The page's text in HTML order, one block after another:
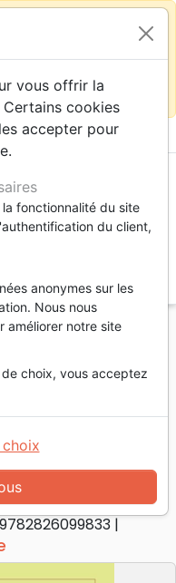
sur le site France close
Suisse
shopping_cart
Ancien Testament
- Pdf
Testament
biblique,
9782826099833
vous offrir la
cookies
accepter pour
fonctionnalité du site
du client,
anonymes sur les
Nous nous
améliorer notre site
choix, vous acceptez